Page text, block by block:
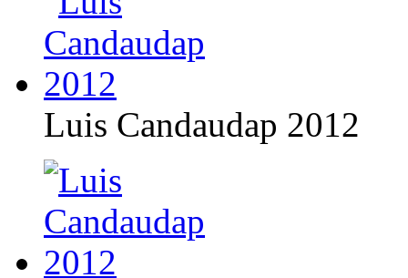
Luis Candaudap 2012